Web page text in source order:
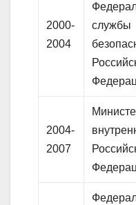
2000-
2004
службы
2004-
2007